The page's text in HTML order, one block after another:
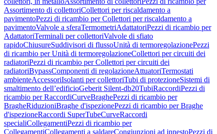
Assortimento di collettoriCollettori per riscaldamento a
pavimentoPezzi di ricambio per Collettori per riscaldamento a
pavimentoValvole a sferaTermometriAdattatoriPezzi di ricambio per
AdattatoriTerminali per collettoriValvole di sfiato
rapidoChiusureSuddivisori di flussoUnità di termoregolazionePezzi
di ricambio per Unità di termoregolazioneCollettori per circuiti dei
radiatoriPezzi di ricambio per Collettori per circuiti dei
radiatoriBypassComponenti di regolazioneAttuatoriTermostati
ambienteAccessoriIsolanti per collettoriTubi di protezioneSistemi di
smaltimento dell’edificioGeberit Silent-db20TubiRaccordiPezzi di
ricambio per RaccordiCurveBraghePezzi di ricambio per
BragheRiduzioniBraghe d'ispezionePezzi di ricambio per Braghe
d'ispezioneRaccordi SuperTubeCurveRaccordi
specialiCollegamentiPezzi di ricambio per
CollegamentiCollegamenti a saldareCongiunzioni ad innestoPezzi di